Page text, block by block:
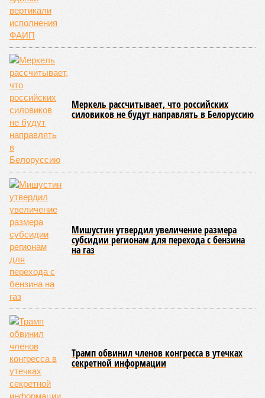
Меркель рассчитывает, что российских
силовиков не будут направлять в Белоруссию
Мишустин утвердил увеличение размера
субсидии регионам для перехода с бензина
на газ
Трамп обвинил членов конгресса в утечках
секретной информации